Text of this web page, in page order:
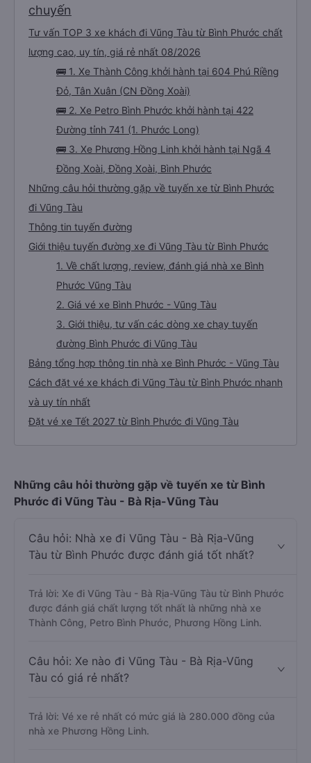
chuyến
Tư vấn TOP 3 xe khách đi Vũng Tàu từ Bình Phước chất
lượng cao, uy tín, giá rẻ nhất 08/2026
🚌 1. Xe Thành Công khởi hành tại 604 Phú Riềng
Đỏ, Tân Xuân (CN Đồng Xoài)
🚌 2. Xe Petro Bình Phước khởi hành tại 422
Đường tỉnh 741 (1. Phước Long)
🚌 3. Xe Phương Hồng Linh khởi hành tại Ngã 4
Đồng Xoài, Đồng Xoài, Bình Phước
Những câu hỏi thường gặp về tuyến xe từ Bình Phước
đi Vũng Tàu
Thông tin tuyến đường
Giới thiệu tuyến đường xe đi Vũng Tàu từ Bình Phước
1. Về chất lượng, review, đánh giá nhà xe Bình
Phước Vũng Tàu
2. Giá vé xe Bình Phước - Vũng Tàu
3. Giới thiệu, tư vấn các dòng xe chạy tuyến
đường Bình Phước đi Vũng Tàu
Bảng tổng hợp thông tin nhà xe Bình Phước - Vũng Tàu
Cách đặt vé xe khách đi Vũng Tàu từ Bình Phước nhanh
và uy tín nhất
Đặt vé xe Tết 2027 từ Bình Phước đi Vũng Tàu
Những câu hỏi thường gặp về tuyến xe từ Bình
Phước đi Vũng Tàu - Bà Rịa-Vũng Tàu
Câu hỏi: Nhà xe đi Vũng Tàu - Bà Rịa-Vũng
Tàu từ Bình Phước được đánh giá tốt nhất?
Trả lời: Xe đi Vũng Tàu - Bà Rịa-Vũng Tàu từ Bình Phước
được đánh giá chất lượng tốt nhất là những nhà xe
Thành Công, Petro Bình Phước, Phương Hồng Linh.
Câu hỏi: Xe nào đi Vũng Tàu - Bà Rịa-Vũng
Tàu có giá rẻ nhất?
Trả lời: Vé xe rẻ nhất có mức giá là 280.000 đồng của
nhà xe Phương Hồng Linh.